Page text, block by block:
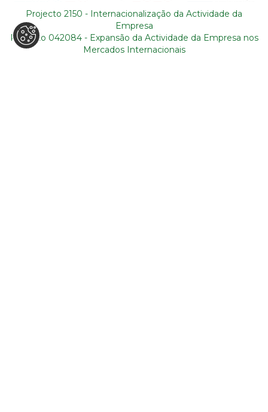
MAPA DO SITE
Quem somos
Serviços
Blog
Contactos
Projecto 2150 - Internacionalização da Actividade da
Empresa
Projecto 042084 - Expansão da Actividade da Empresa nos
Mercados Internacionais